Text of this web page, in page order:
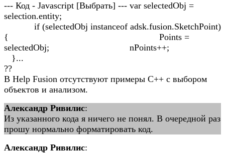
--- Код - Javascript [Выбрать] --- var selectedObj =
selection.entity;
if (selectedObj instanceof adsk.fusion.SketchPoint)
{ Points =
selectedObj; nPoints++;
}...
??
В Help Fusion отсутствуют примеры С++ с выбором
объектов и анализом.
Александр Ривилис:
Из указанного кода я ничего не понял. В очередной раз
прошу нормально форматировать код.
Александр Ривилис: